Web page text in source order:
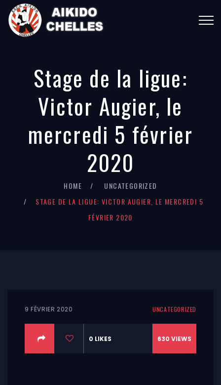
Stage de la ligue:
Victor Augier, le
mercredi 5 février
2020
HOME
UNCATEGORIZED
STAGE DE LA LIGUE: VICTOR AUGIER, LE MERCREDI 5
FÉVRIER 2020
9 FÉVRIER 2020 UNCATEGORIZED
0 LIKES 630 VIEWS